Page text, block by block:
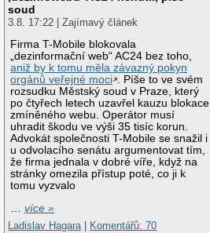
soud
3.8. 17:22 | Zajímavý článek
Firma T-Mobile blokovala
„dezinformační web“ AC24 bez toho,
aniž by k tomu měla závazný pokyn
orgánů veřejné moci . Píše to ve svém
rozsudku Městský soud v Praze, který
po čtyřech letech uzavřel kauzu blokace
zmíněného webu. Operátor musí
uhradit škodu ve výši 35 tisíc korun.
Advokát společnosti T-Mobile se snažil i
u odvolacího senátu argumentovat tím,
že firma jednala v dobré víře, když na
stránky omezila přístup poté, co ji k
tomu vyzvalo
…více »
Ladislav Hagara | Komentářů: 70